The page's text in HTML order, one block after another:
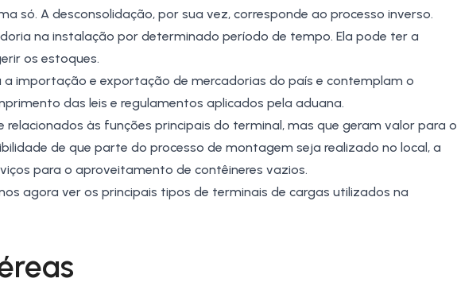
só. A desconsolidação, por sua vez, corresponde ao processo inverso.
na instalação por determinado período de tempo. Ela pode ter a
os estoques.
a importação e exportação de mercadorias do país e contemplam o
das leis e regulamentos aplicados pela aduana.
às funções principais do terminal, mas que geram valor para o
de que parte do processo de montagem seja realizado no local, a
para o aproveitamento de contêineres vazios.
agora ver os principais tipos de terminais de cargas utilizados na